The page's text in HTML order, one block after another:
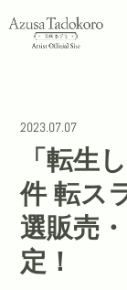
2023.07.07
「転生
件 転ス
選販売
定！